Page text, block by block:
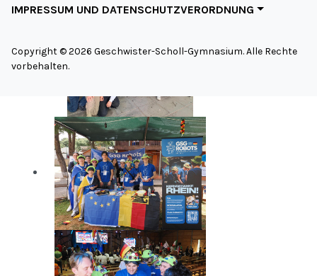
IMPRESSUM UND DATENSCHUTZVERORDNUNG
Copyright ©2026 Geschwister-Scholl-Gymnasium. Alle Rechte
vorbehalten.